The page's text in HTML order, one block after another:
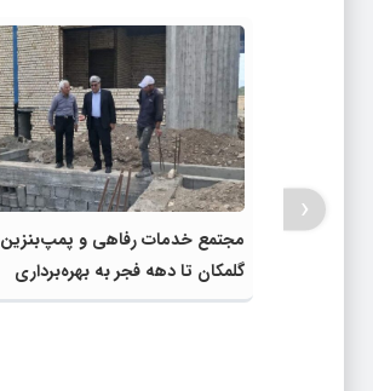
مجتمع خدمات رفاهی و پمپ‌بنزین
گلمکان تا دهه فجر به بهره‌برداری
می‌رسد
‹